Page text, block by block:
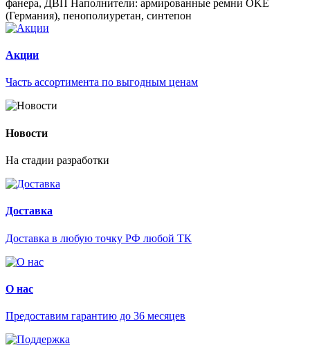
фанера, ДВП Наполнители: армированные ремни OKE
(Германия), пенополиуретан, синтепон
Акции
Часть ассортимента по выгодным ценам
Новости
На стадии разработки
Доставка
Доставка в любую точку РФ любой ТК
О нас
Предоставим гарантию до 36 месяцев